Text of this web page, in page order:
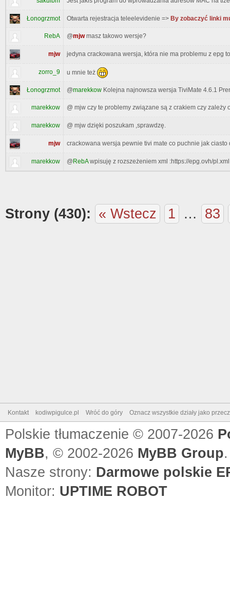
Łonogrzmot Otwarta rejestracja teleelevidenie => By zobaczyć linki
RebA @mjwmasz takowo wersje?
mjw jedyna crackowana wersja, która nie ma problemu z epg
zorro_9 u mnie też
Łonogrzmot @marekkow Kolejna najnowsza wersja TiviMate 4.6.1
marekkow @ mjw czy te problemy związane są z crakiem czy zależy
marekkow @ mjw dzięki poszukam ,sprawdzę.
mjw crackowana wersja pewnie tivi mate co puchnie jak
marekkow @ RebAwpisuję z rozszeżeniem xml :https://epg.ovh/
Strony (430): « Wstecz 1 … 83
Kontakt kodiwpigulce.pl Wróć do góry Oznacz wszystkie działy jako
Polskie tłumaczenie © 2007-2026
MyBB, © 2002-2026 MyBB Group.
Nasze strony: Darmowe polskie
Monitor: UPTIME ROBOT